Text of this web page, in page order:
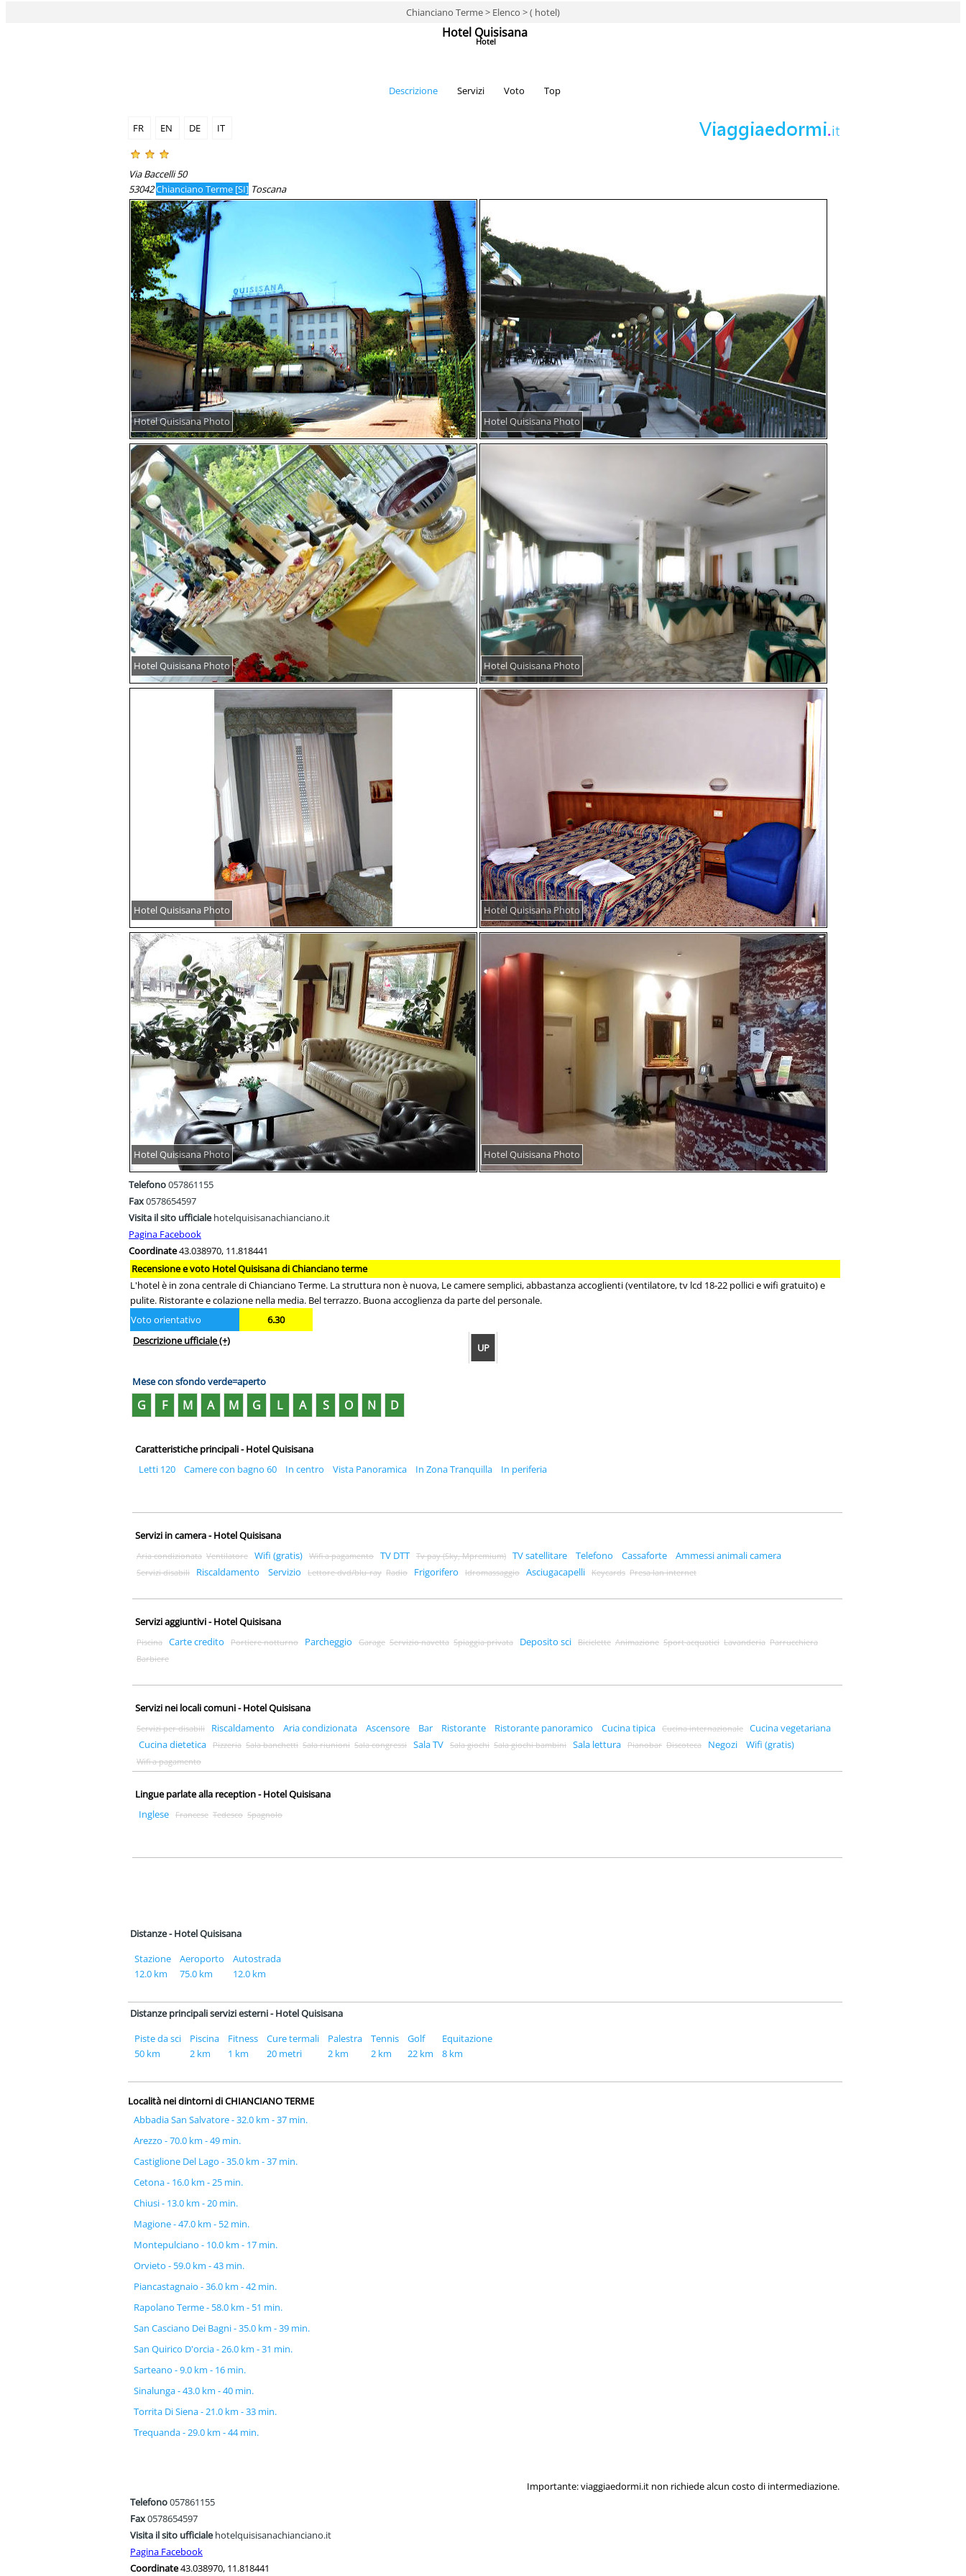
UP
Chianciano Terme > Elenco > ( hotel)
Hotel Quisisana
Hotel
Descrizione Servizi Voto Top
FR EN DE IT
Via Baccelli 50
53042Chianciano Terme [SI] Toscana
Hotel Quisisana Photo Hotel Quisisana Photo
Hotel Quisisana Photo Hotel Quisisana Photo
Hotel Quisisana Photo Hotel Quisisana Photo
Hotel Quisisana Photo Hotel Quisisana Photo
Telefono057861155
Fax0578654597
Visita il sito ufficialehotelquisisanachianciano.it
Pagina Facebook
Coordinate43.038970, 11.818441
Recensione e voto Hotel Quisisana di Chianciano terme
L'hotel è in zona centrale di Chianciano Terme. La struttura non è nuova, Le camere semplici, abbastanza accoglienti (ventilatore, tv lcd 18-22 pollici e wifi gratuito) e
pulite. Ristorante e colazione nella media. Bel terrazzo. Buona accoglienza da parte del personale.
Voto orientativo
6.30
Descrizione ufficiale(+)
Mese con sfondo verde=aperto
G F M A M G L A S O N D
Caratteristiche principali - Hotel Quisisana
Letti 120
Camere con bagno 60 In centro Vista Panoramica In Zona Tranquilla In periferia
Servizi in camera - Hotel Quisisana
Aria condizionata Ventilatore Wifi (gratis) Wifi a pagamento TV DTT Tv pay (Sky, Mpremium) TV satellitare Telefono Cassaforte Ammessi animali camera
Servizi disabili Riscaldamento Servizio Lettore dvd/blu-ray Radio Frigorifero Idromassaggio Asciugacapelli Keycards Presa lan internet
Servizi aggiuntivi - Hotel Quisisana
Piscina Carte credito Portiere notturno Parcheggio Garage Servizio navetta Spiaggia privata Deposito sci Biciclette Animazione Sport acquatici Lavanderia Parrucchiera
Barbiere
Servizi nei locali comuni - Hotel Quisisana
Servizi per disabili Riscaldamento Aria condizionata Ascensore Bar Ristorante Ristorante panoramico Cucina tipica Cucina internazionale Cucina vegetariana
Cucina dietetica Pizzeria Sala banchetti Sala riunioni Sala congressi Sala TV Sala giochi Sala giochi bambini Sala lettura Pianobar Discoteca Negozi Wifi (gratis)
Wifi a pagamento
Lingue parlate alla reception - Hotel Quisisana
Inglese Francese Tedesco Spagnolo
Distanze - Hotel Quisisana
Stazione
12.0 km
Aeroporto
75.0 km
Autostrada
12.0 km
Distanze principali servizi esterni - Hotel Quisisana
Piste da sci
50 km
Piscina
2 km
Fitness
1 km
Cure termali
20 metri
Palestra
2 km
Tennis
2 km
Golf
22 km
Equitazione
8 km
Località nei dintorni di CHIANCIANO TERME
Abbadia San Salvatore - 32.0 km - 37 min.
Arezzo - 70.0 km - 49 min.
Castiglione Del Lago - 35.0 km - 37 min.
Cetona - 16.0 km - 25 min.
Chiusi - 13.0 km - 20 min.
Magione - 47.0 km - 52 min.
Montepulciano - 10.0 km - 17 min.
Orvieto - 59.0 km - 43 min.
Piancastagnaio - 36.0 km - 42 min.
Rapolano Terme - 58.0 km - 51 min.
San Casciano Dei Bagni - 35.0 km - 39 min.
San Quirico D'orcia - 26.0 km - 31 min.
Sarteano - 9.0 km - 16 min.
Sinalunga - 43.0 km - 40 min.
Torrita Di Siena - 21.0 km - 33 min.
Trequanda - 29.0 km - 44 min.
Telefono057861155
Fax0578654597
Visita il sito ufficialehotelquisisanachianciano.it
Pagina Facebook
Coordinate43.038970, 11.818441
Importante: viaggiaedormi.it non richiede alcun costo di intermediazione.